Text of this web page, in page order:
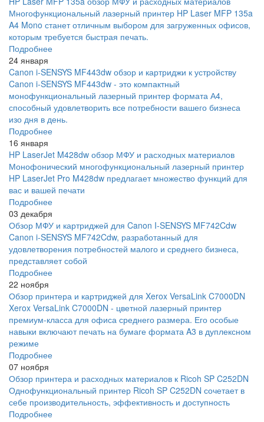
Многофункциональный лазерный принтер HP Laser MFP 135a
A4 Mono станет отличным выбором для загруженных офисов,
которым требуется быстрая печать.
Подробнее
24 января
Canon i-SENSYS MF443dw обзор и картриджи к устройству
Canon i-SENSYS MF443dw - это компактный
монофункциональный лазерный принтер формата А4,
способный удовлетворить все потребности вашего бизнеса
изо дня в день.
Подробнее
16 января
HP LaserJet M428dw обзор МФУ и расходных материалов
Монофонический многофункциональный лазерный принтер
HP LaserJet Pro M428dw предлагает множество функций для
вас и вашей печати
Подробнее
03 декабря
Обзор МФУ и картриджей для Canon I-SENSYS MF742Cdw
Canon i-SENSYS MF742Cdw, разработанный для
удовлетворения потребностей малого и среднего бизнеса,
представляет собой
Подробнее
22 ноября
Обзор принтера и картриджей для Xerox VersaLink C7000DN
Xerox VersaLink C7000DN - цветной лазерный принтер
премиум-класса для офиса среднего размера. Его особые
навыки включают печать на бумаге формата A3 в дуплексном
режиме
Подробнее
07 ноября
Обзор принтера и расходных материалов к Ricoh SP C252DN
Однофункциональный принтер Ricoh SP C252DN сочетает в
себе производительность, эффективность и доступность
Подробнее